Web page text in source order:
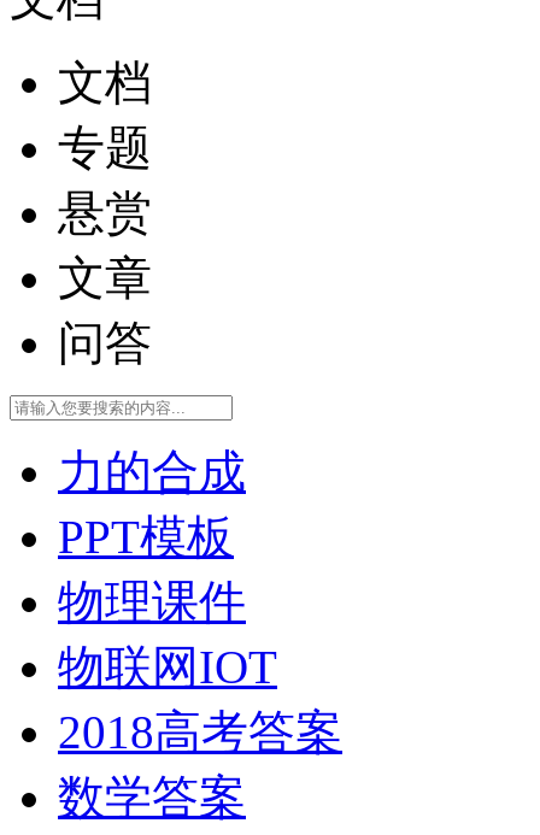
文档
专题
悬赏
文章
问答
力的合成
PPT模板
物理课件
物联网IOT
2018高考答案
数学答案